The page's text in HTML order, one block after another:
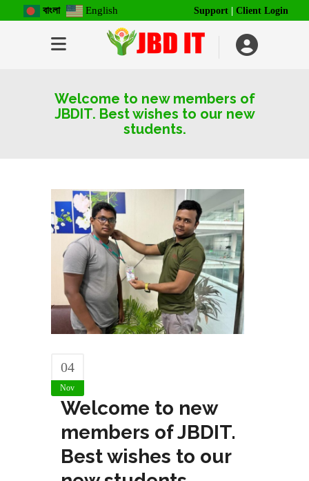
বাংলা English Support Client Login
Welcome to new members of
JBDIT. Best wishes to our new
students.
04
Nov
Welcome to new
members of JBDIT.
Best wishes to our